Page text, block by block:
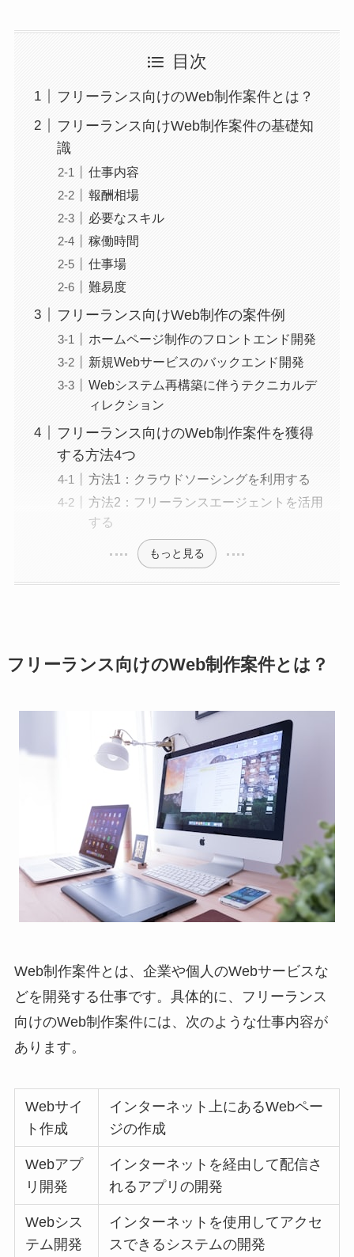
目次
フリーランス向けのWeb制作案件とは？
フリーランス向けWeb制作案件の基礎知
識
仕事内容
報酬相場
必要なスキル
稼働時間
仕事場
難易度
フリーランス向けWeb制作の案件例
ホームページ制作のフロントエンド開発
新規Webサービスのバックエンド開発
Webシステム再構築に伴うテクニカルデ
ィレクション
フリーランス向けのWeb制作案件を獲得
する方法4つ
方法1：クラウドソーシングを利用する
方法2：フリーランスエージェントを活用
する
もっと見る
フリーランス向けのWeb制作案件とは？
Web制作案件とは、企業や個人のWebサービスな
どを開発する仕事です。具体的に、フリーランス
向けのWeb制作案件には、次のような仕事内容が
あります。
Webサイ
ト作成
インターネット上にあるWebペー
ジの作成
Webアプ
リ開発
インターネットを経由して配信さ
れるアプリの開発
Webシス
テム開発
インターネットを使用してアクセ
スできるシステムの開発